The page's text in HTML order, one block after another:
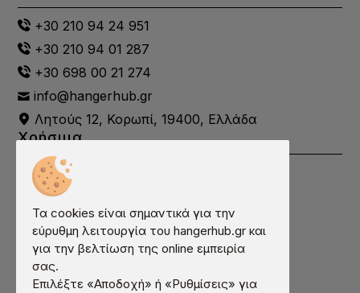
+30 210 94 24 951
+30 210 94 01 287
+30 698 00 21 274
info@hangerhub.gr
Λητούς 12, Κορωπί, 19400, Ελλάδα
Χρήσιμα
Εταιρεία
Συχνές Ερωτήσεις
Εκτύπωση
Κατάλογος
Επικοινωνία
Πληροφορίες
Τα cookies είναι σημαντικά για την
εύρυθμη λειτουργία του hangerhub.gr και
για την βελτίωση της online εμπειρία
σας.
Επιλέξτε «Αποδοχή» ή «Ρυθμίσεις» για